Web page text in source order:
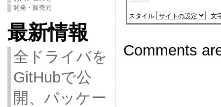
開発・販売元
最新情報
全ドライバを
GitHubで公
開、パッケー
スタイル 文
Comments